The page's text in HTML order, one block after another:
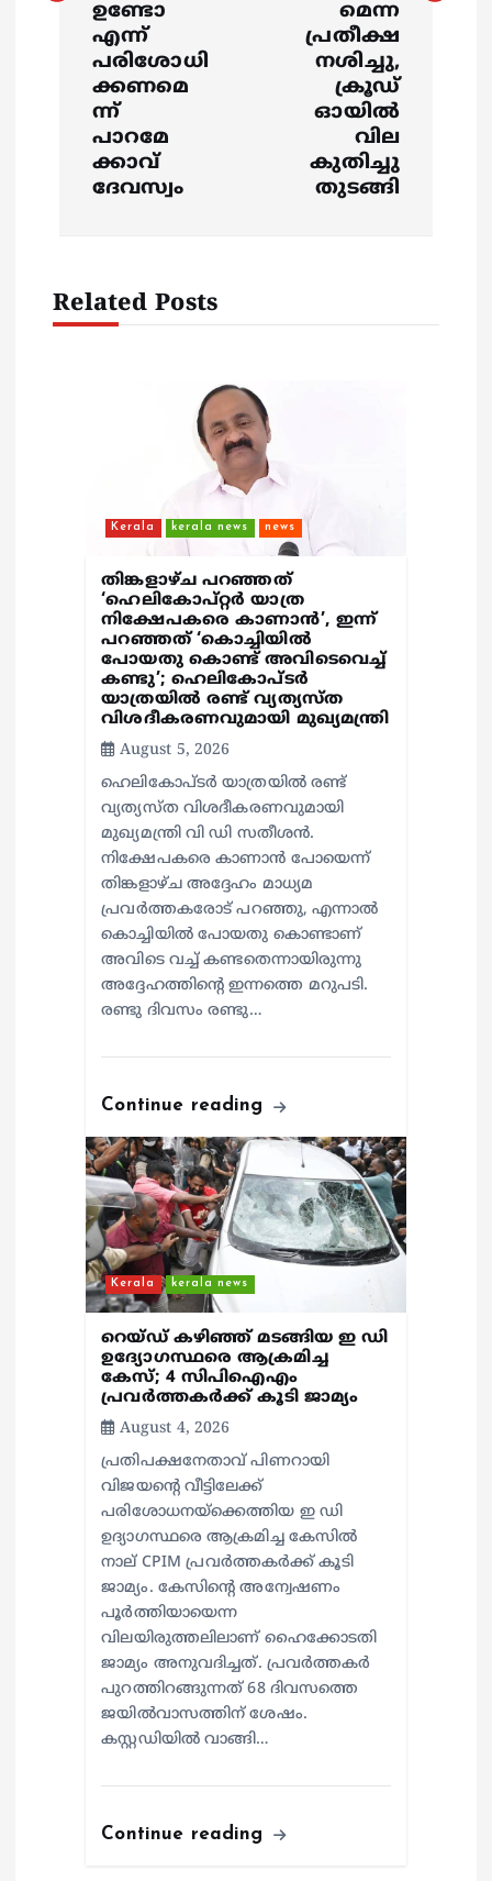
t
ഉണ്ടോ
എന്ന്
പരിശോധി
ക്കണമെ
ന്ന്
പാറമേ
ക്കാവ്
ദേവസ്വം
മെന്ന
പ്രതീക്ഷ
നശിച്ചു,
ക്രൂഡ്
ഓയിൽ
വില
കുതിച്ചു
തുടങ്ങി
Related Posts
Kerala kerala news news
തിങ്കളാഴ്ച പറഞ്ഞത്
‘ഹെലികോപ്റ്റർ യാത്ര
നിക്ഷേപകരെ കാണാൻ’, ഇന്ന്
പറഞ്ഞത് ‘കൊച്ചിയിൽ
പോയതു കൊണ്ട് അവിടെവെച്ച്
കണ്ടു’; ഹെലികോപ്ടർ
യാത്രയിൽ രണ്ട് വ്യത്യസ്ത
വിശദീകരണവുമായി മുഖ്യമന്ത്രി
August 5, 2026
ഹെലികോപ്ടർ യാത്രയിൽ രണ്ട്
വ്യത്യസ്ത വിശദീകരണവുമായി
മുഖ്യമന്ത്രി വി ഡി സതീശൻ.
നിക്ഷേപകരെ കാണാൻ പോയെന്ന്
തിങ്കളാഴ്ച അദ്ദേഹം മാധ്യമ
പ്രവർത്തകരോട് പറഞ്ഞു, എന്നാൽ
കൊച്ചിയിൽ പോയതു കൊണ്ടാണ്
അവിടെ വച്ച് കണ്ടതെന്നായിരുന്നു
അദ്ദേഹത്തിന്റെ ഇന്നത്തെ മറുപടി.
രണ്ടു ദിവസം രണ്ടു…
Continue reading
Kerala kerala news
റെയ്ഡ് കഴിഞ്ഞ് മടങ്ങിയ ഇ ഡി
ഉദ്യോഗസ്ഥരെ ആക്രമിച്ച
കേസ്; 4 സിപിഐഎം
പ്രവർത്തകർക്ക് കൂടി ജാമ്യം
August 4, 2026
പ്രതിപക്ഷനേതാവ് പിണറായി
വിജയന്റെ വീട്ടിലേക്ക്
പരിശോധനയ്ക്കെത്തിയ ഇ ഡി
ഉദ്യാഗസ്ഥരെ ആക്രമിച്ച കേസിൽ
നാല് CPIM പ്രവർത്തകർക്ക് കൂടി
ജാമ്യം. കേസിന്റെ അന്വേഷണം
പൂർത്തിയായെന്ന
വിലയിരുത്തലിലാണ് ഹൈക്കോടതി
ജാമ്യം അനുവദിച്ചത്. പ്രവർത്തകർ
പുറത്തിറങ്ങുന്നത് 68 ദിവസത്തെ
ജയിൽവാസത്തിന് ശേഷം.
കസ്റ്റഡിയില്‍ വാങ്ങി…
Continue reading